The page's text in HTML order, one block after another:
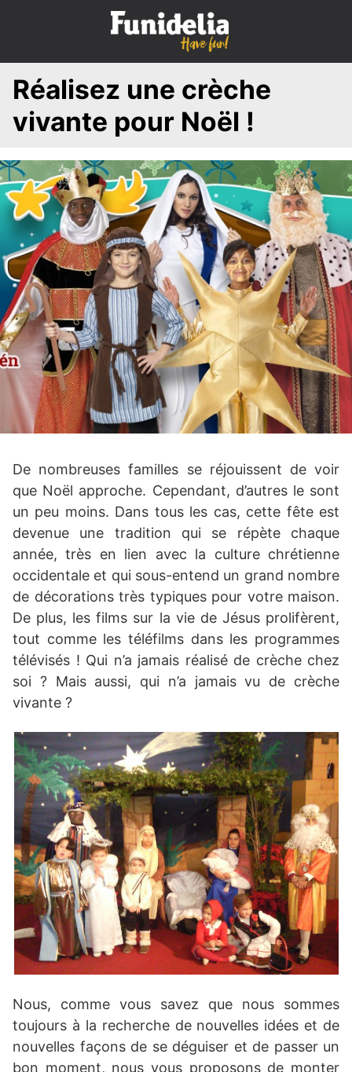
p
n
t
e
Réalisez une crèche
vivante pour Noël !
De nombreuses familles se réjouissent de voir
que Noël approche. Cependant, d’autres le sont
un peu moins. Dans tous les cas, cette fête est
devenue une tradition qui se répète chaque
année, très en lien avec la culture chrétienne
occidentale et qui sous-entend un grand nombre
de décorations très typiques pour votre maison.
De plus, les films sur la vie de Jésus prolifèrent,
tout comme les téléfilms dans les programmes
télévisés ! Qui n’a jamais réalisé de crèche chez
soi ? Mais aussi, qui n’a jamais vu de crèche
vivante ?
Nous, comme vous savez que nous sommes
toujours à la recherche de nouvelles idées et de
nouvelles façons de se déguiser et de passer un
bon moment, nous vous proposons de monter